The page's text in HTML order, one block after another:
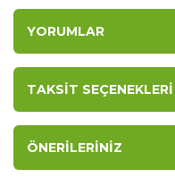
YORUMLAR
TAKSIT SEÇENEKLERI
ÖNERILERINIZ